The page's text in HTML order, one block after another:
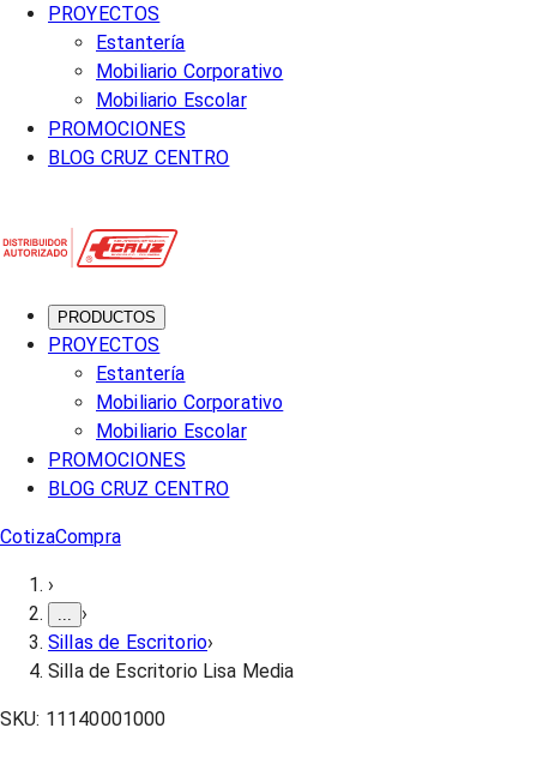
PROYECTOS
Estantería
Mobiliario Corporativo
Mobiliario Escolar
PROMOCIONES
BLOG CRUZ CENTRO
PRODUCTOS
PROYECTOS
Estantería
Mobiliario Corporativo
Mobiliario Escolar
PROMOCIONES
BLOG CRUZ CENTRO
CotizaCompra
›
›
Sillas de Escritorio›
Silla de Escritorio Lisa Media
SKU: 11140001000